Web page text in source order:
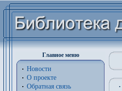
Главное меню
Новости
О проекте
Обратная связь
·